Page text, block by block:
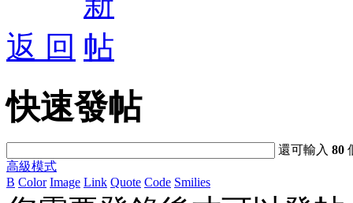
返 回
快速發帖
還可輸入80
高級模式
B Color Image Link Quote Code Smilies